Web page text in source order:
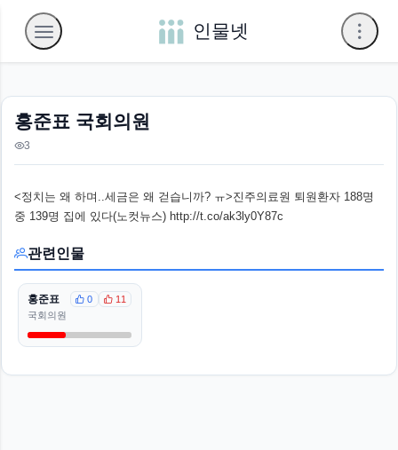
인물넷
홍준표 국회의원
3
<정치는 왜 하며..세금은 왜 걷습니까? ㅠ>진주의료원 퇴원환자 188명
중 139명 집에 있다(노컷뉴스) http://t.co/ak3ly0Y87c
관련인물
홍준표 0
11
국회의원